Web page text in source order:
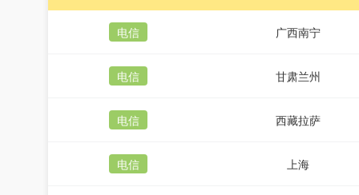
电信 广西南宁
电信 甘肃兰州
电信 西藏拉萨
电信 上海